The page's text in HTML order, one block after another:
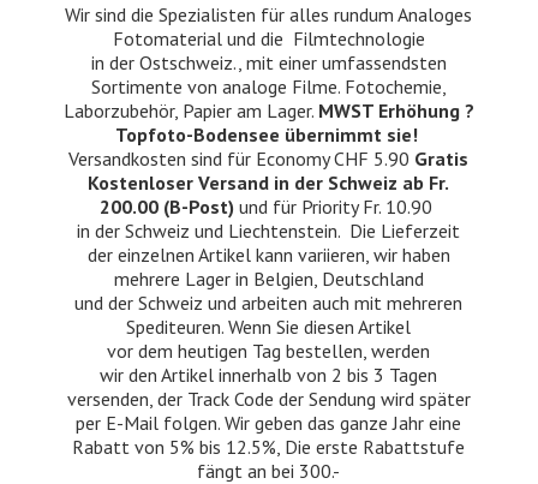
Wir sind die Spezialisten für alles rundum Analoges
Fotomaterial und die Filmtechnologie
in der Ostschweiz., mit einer umfassendsten
Sortimente von analoge Filme. Fotochemie,
Laborzubehör, Papier am Lager. MWST Erhöhung ?
Topfoto-Bodensee übernimmt sie!
Versandkosten sind für Economy CHF 5.90 Gratis
Kostenloser Versand in der Schweiz ab Fr.
200.00 (B-Post) und für Priority Fr. 10.90
in der Schweiz und Liechtenstein. Die Lieferzeit
der einzelnen Artikel kann variieren, wir haben
mehrere Lager in Belgien, Deutschland
und der Schweiz und arbeiten auch mit mehreren
Spediteuren. Wenn Sie diesen Artikel
vor dem heutigen Tag bestellen, werden
wir den Artikel innerhalb von 2 bis 3 Tagen
versenden, der Track Code der Sendung wird später
per E-Mail folgen. Wir geben das ganze Jahr eine
Rabatt von 5% bis 12.5%, Die erste Rabattstufe
fängt an bei 300.-